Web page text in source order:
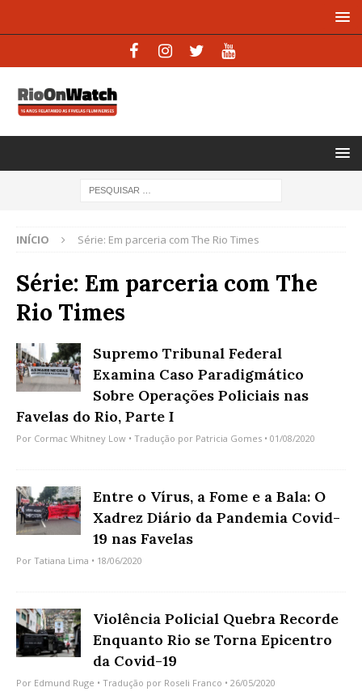
INÍCIO Série: Em parceria com The Rio Times
Série: Em parceria com The
Rio Times
Supremo Tribunal Federal
Examina Caso Paradigmático
Sobre Operações Policiais nas
Favelas do Rio, Parte I
Por Cormac Whitney Low • Tradução por Patricia Gomes • 01/08/2020
Entre o Vírus, a Fome e a Bala: O
Xadrez Diário da Pandemia Covid-
19 nas Favelas
Por Tatiana Lima • 18/06/2020
Violência Policial Quebra Recorde
Enquanto Rio se Torna Epicentro
da Covid-19
Por Edmund Ruge • Tradução por Roseli Franco • 26/05/2020